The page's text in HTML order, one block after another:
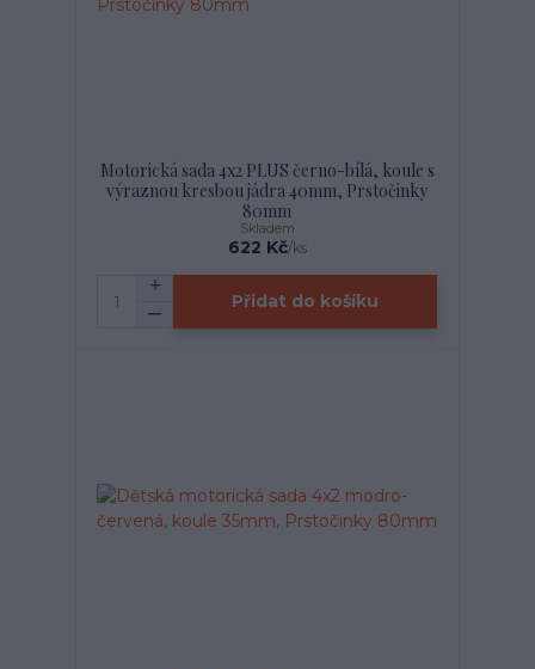
Motorická sada 4x2 PLUS černo-bílá, koule s
výraznou kresbou jádra 40mm, Prstočinky
80mm
622 Kč/ks
Skladem
Přidat do košíku